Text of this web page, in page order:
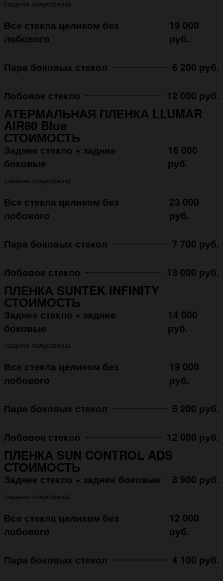
(задняя полусфера)
Все стекла целиком без
лобового
19 000
руб.
Пара боковых стекол 6 200 руб.
Лобовое стекло 12 000 руб.
АТЕРМАЛЬНАЯ ПЛЕНКА LLUMAR
AIR80 Blue
СТОИМОСТЬ
Заднее стекло + задние
боковые
16 000
руб.
(задняя полусфера)
Все стекла целиком без
лобового
23 000
руб.
Пара боковых стекол 7 700 руб.
Лобовое стекло 13 000 руб.
ПЛЕНКА SUNTEK INFINITY
СТОИМОСТЬ
Заднее стекло + задние
боковые
14 000
руб.
(задняя полусфера)
Все стекла целиком без
лобового
19 000
руб.
Пара боковых стекол 6 200 руб.
Лобовое стекло 12 000 руб.
ПЛЕНКА SUN CONTROL ADS
СТОИМОСТЬ
Заднее стекло + задние боковые 8 900 руб.
(задняя полусфера)
Все стекла целиком без
лобового
12 000
руб.
Пара боковых стекол 4 100 руб.